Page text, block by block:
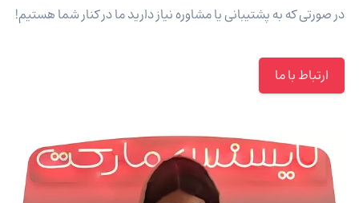
در صورتی که به پشتیبانی یا مشاوره نیاز دارید ما در کنار شما هستیم!
ارتباط با ما